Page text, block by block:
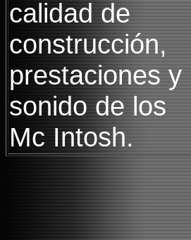
calidad de
construcción,
prestaciones y
sonido de los
Mc Intosh.